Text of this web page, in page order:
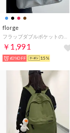
florge
￥1,991
60%OFF 15%